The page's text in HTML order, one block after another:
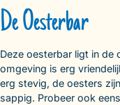
De Oesterbar
Deze oesterbar ligt in de
omgeving is erg
erg stevig, de oesters
sappig. Probeer ook